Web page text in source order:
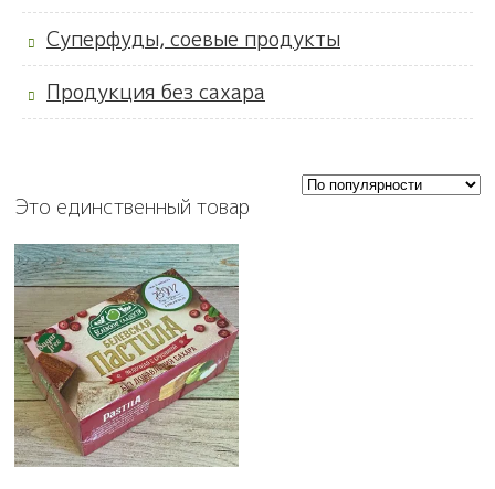
Суперфуды, соевые продукты
Продукция без сахара
Это единственный товар